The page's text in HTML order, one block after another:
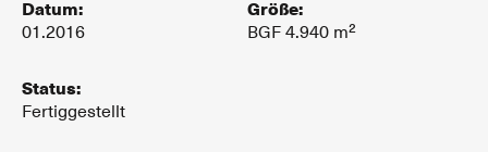
Datum:
01.2016
Größe:
BGF 4.940 m²
Status:
Fertiggestellt